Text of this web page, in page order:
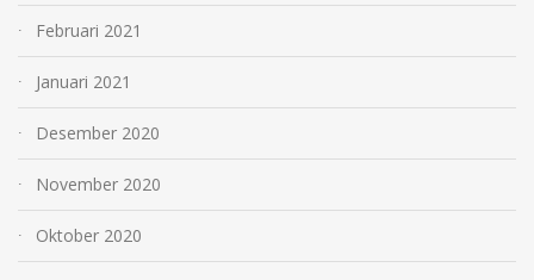
Februari 2021
Januari 2021
Desember 2020
November 2020
Oktober 2020